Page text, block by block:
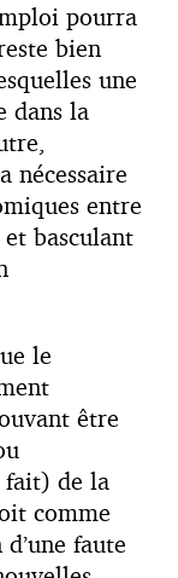
pourra
bien
une
dans la
nécessaire
entre
et basculant
le
être
fait) de la
comme
faute